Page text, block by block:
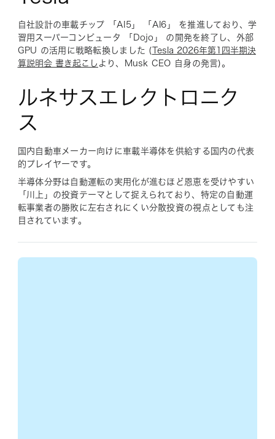
自社設計の車載チップ 「AI5」 「AI6」 を推進しており、学
習用スーパーコンピュータ 「Dojo」 の開発を終了し、外部
GPU の活用に戦略転換しました (
Tesla 2026年第1四半期決
算説明会 書き起こし より、Musk CEO 自身の発言)。
ルネサスエレクトロニク
ス
国内自動車メーカー向けに車載半導体を供給する国内の代表
的プレイヤーです。
半導体分野は自動運転の実用化が進むほど恩恵を受けやすい
「川上」の投資テーマとして捉えられており、特定の自動運
転事業者の勝敗に左右されにくい分散投資の視点としても注
目されています。